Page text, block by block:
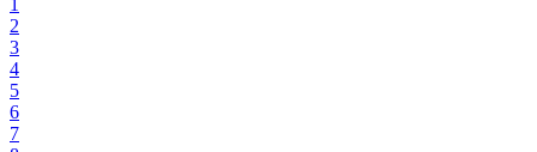
1
2
3
4
5
6
7